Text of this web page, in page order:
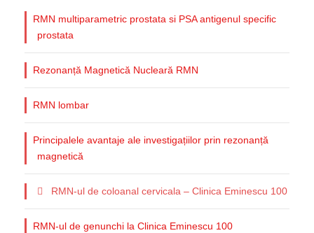
RMN multiparametric prostata si PSA antigenul specific
prostata
Rezonanță Magnetică Nucleară RMN
RMN lombar
Principalele avantaje ale investigațiilor prin rezonanță
magnetică
RMN-ul de coloanal cervicala – Clinica Eminescu 100
RMN-ul de genunchi la Clinica Eminescu 100